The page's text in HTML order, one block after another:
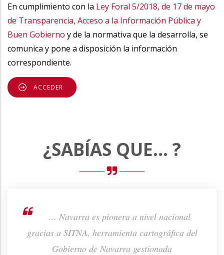
En cumplimiento con la Ley Foral 5/2018, de 17 de mayo
de Transparencia, Acceso a la Información Pública y
Buen Gobierno y de la normativa que la desarrolla, se
comunica y pone a disposición la información
correspondiente.
ACCEDER
¿SABÍAS QUE... ?
… Navarra es pionera a nivel nacional
gracias a SITNA, herramienta cartográfica del
Gobierno de Navarra gestionada